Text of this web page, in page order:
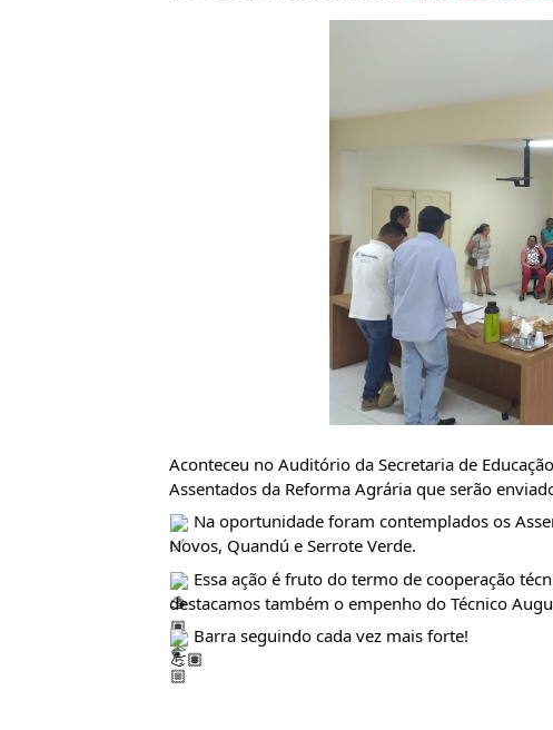
Aconteceu no Auditório da Secretaria de
Assentados da Reforma Agrária que serão
Na oportunidade foram contemplados os
Novos, Quandú e Serrote Verde.
Essa ação é fruto do termo de cooperação
destacamos também o empenho do Técnico
Barra seguindo cada vez mais forte!